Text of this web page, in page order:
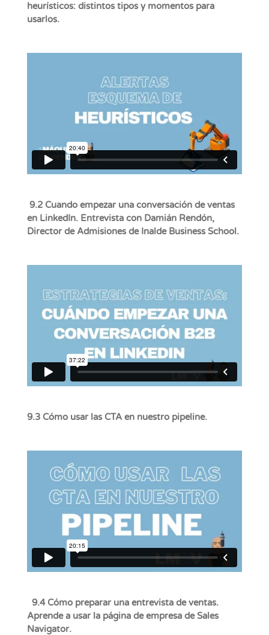
heurísticos: distintos tipos y momentos para
usarlos.
9.2 Cuando empezar una conversación de ventas
en LinkedIn. Entrevista con Damián Rendón,
Director de Admisiones de Inalde Business School.
9.3 Cómo usar las CTA en nuestro pipeline.
9.4 Cómo preparar una entrevista de ventas.
Aprende a usar la página de empresa de Sales
Navigator.